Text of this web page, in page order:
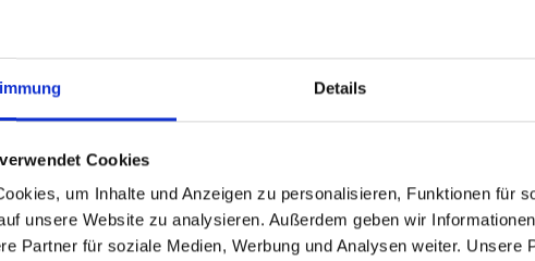
Details
Cookies
um Inhalte und Anzeigen zu personalisieren, Funktionen für
unsere Website zu analysieren. Außerdem geben wir
Partner für soziale Medien, Werbung und Analysen weiter. Unsere
Brillen